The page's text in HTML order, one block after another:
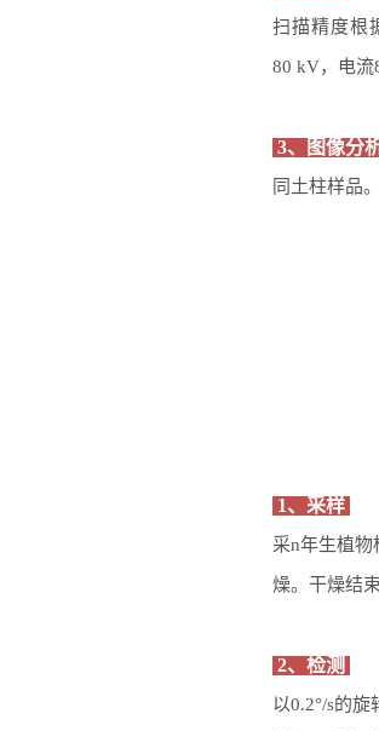
扫描精度根
80 kV，电流
3、图像分
同土柱样品
1、采样
采n年生植物
燥。干燥结
2、检测
以0.2°/s的